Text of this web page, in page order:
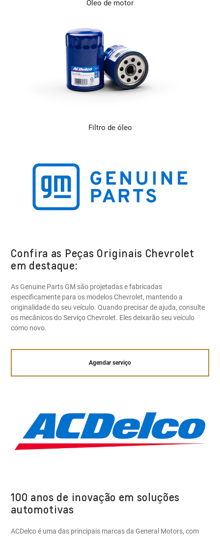
Óleo de motor
Filtro de óleo
Confira as Peças Originais Chevrolet
em destaque:
As Genuine Parts GM são projetadas e fabricadas
especificamente para os modelos Chevrolet, mantendo a
originalidade do seu veículo. Quando precisar de ajuda, consulte
os mecânicos do Serviço Chevrolet. Eles deixarão seu veículo
como novo.
Agendar serviço
100 anos de inovação em soluções
automotivas
ACDelco é uma das principais marcas da General Motors, com